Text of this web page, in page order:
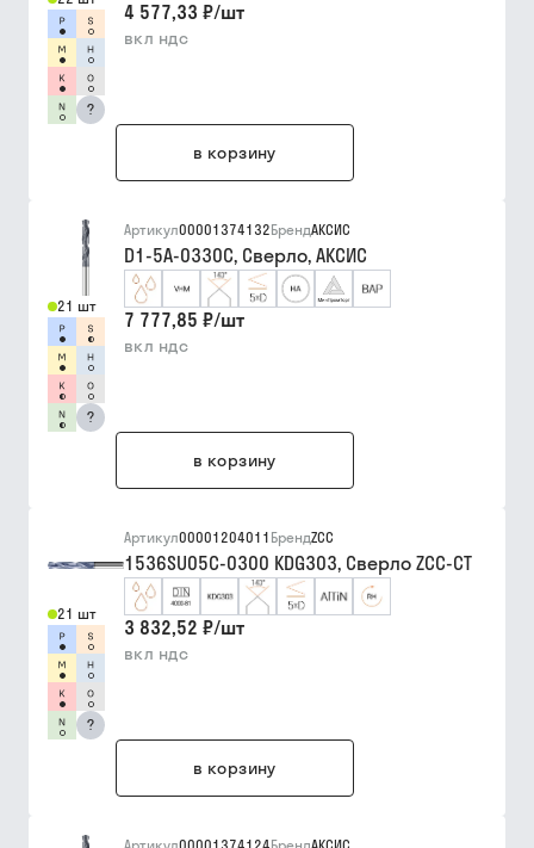
?
4 577,33 ₽/шт
вкл ндс
в корзину
21 шт
?
Артикул00001374132БрендАКСИС
D1-5A-0330C, Сверло, АКСИС
7 777,85 ₽/шт
вкл ндс
в корзину
21 шт
?
Артикул00001204011 БрендZCC
1536SU05C-0300 KDG303, Сверло ZCC-CT
3 832,52 ₽/шт
вкл ндс
в корзину